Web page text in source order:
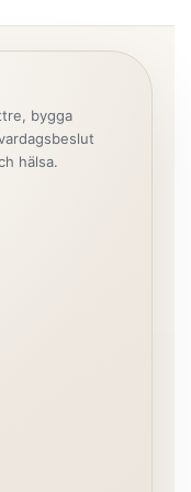
bygga
hälsa.